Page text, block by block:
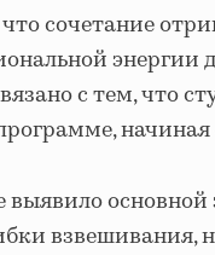
сочетание
энергии
с тем, что
выявило
взвешивания,